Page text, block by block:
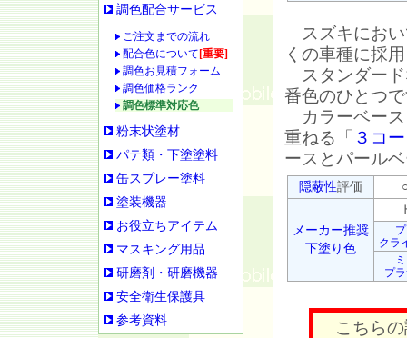
調色配合サービス
ご注文までの流れ
配合色について [重要]
調色お見積フォーム
調色価格ランク
調色標準対応色
粉末状塗材
パテ類・下塗塗料
缶スプレー塗料
塗装機器
お役立ちアイテム
マスキング用品
研磨剤・研磨機器
安全衛生保護具
参考資料
スズキにおい
くの車種に採
スタンダード
番色のひとつ
カラーベー
重ねる「 ３コ
ースとパール
隠蔽性評価 ○
メーカー推奨
下塗り色
Ｈ
クラ
プ
こちらの